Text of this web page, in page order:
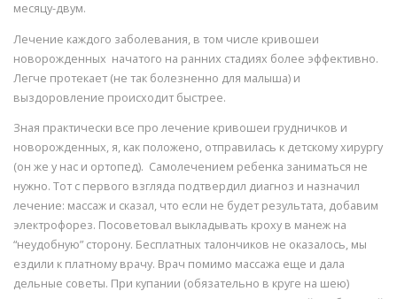
месяцу-двум.
Лечение каждого заболевания, в том числе кривошеи
новорожденных начатого на ранних стадиях более эффективно.
Легче протекает (не так болезненно для малыша) и
выздоровление происходит быстрее.
Зная практически все про лечение кривошеи грудничков и
новорожденных, я, как положено, отправилась к детскому хирургу
(он же у нас и ортопед). Самолечением ребенка заниматься не
нужно. Тот с первого взгляда подтвердил диагноз и назначил
лечение: массаж и сказал, что если не будет результата, добавим
электрофорез. Посоветовал выкладывать кроху в манеж на
“неудобную” сторону. Бесплатных талончиков не оказалось, мы
ездили к платному врачу. Врач помимо массажа еще и дала
дельные советы. При купании (обязательно в круге на шею)